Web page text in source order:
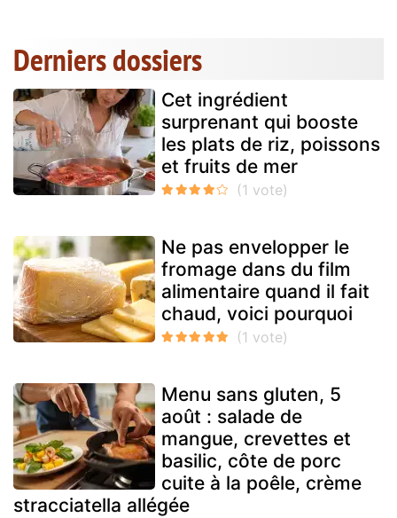
Derniers dossiers
Cet ingrédient
surprenant qui booste
les plats de riz, poissons
et fruits de mer
Ne pas envelopper le
fromage dans du film
alimentaire quand il fait
chaud, voici pourquoi
Menu sans gluten, 5
août : salade de
mangue, crevettes et
basilic, côte de porc
cuite à la poêle, crème
stracciatella allégée